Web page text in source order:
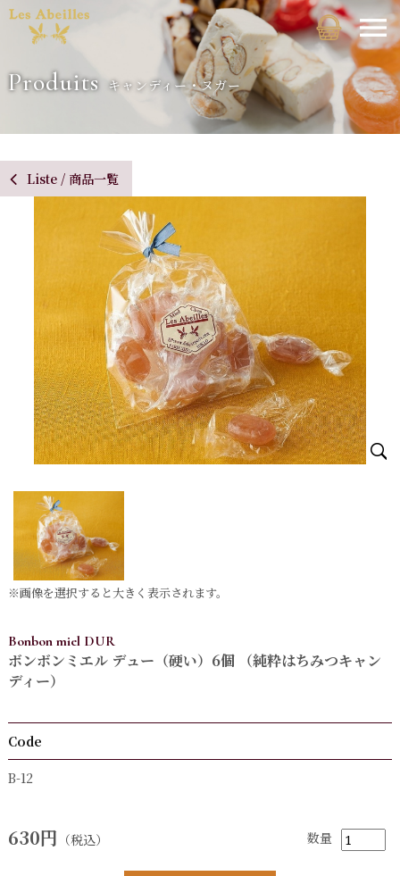
Produits キャンディー・ヌガー
Liste / 商品一覧
※画像を選択すると大きく表示されます。
Bonbon miel DUR
ボンボンミエル デュー（硬い）6個 （純粋はちみつキャン
ディー）
Code
B-12
630円 （税込） 数量